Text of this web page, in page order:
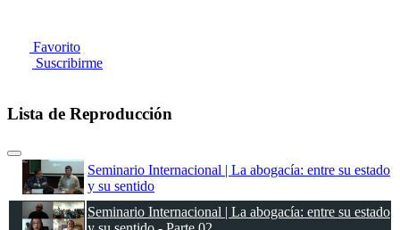
Favorito
Suscribirme
Lista de Reproducción
Seminario Internacional | La abogacía: entre su estado
y su sentido
Seminario Internacional | La abogacía: entre su estado